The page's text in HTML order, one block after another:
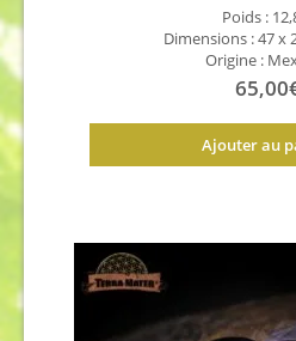
Poids :
Dimensions : 47 x
Origine :
65,00
Ajouter au